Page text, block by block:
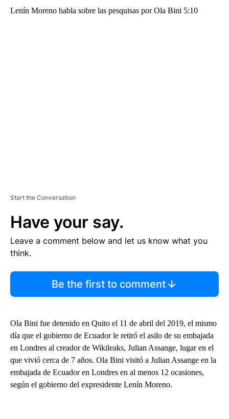
Lenín Moreno habla sobre las pesquisas por Ola Bini 5:10
Start the Conversation
Have your say.
Leave a comment below and let us know what you
think.
Be the first to comment
Ola Bini fue detenido en Quito el 11 de abril del 2019, el mismo
día que el gobierno de Ecuador le retiró el asilo de su embajada
en Londres al creador de Wikileaks, Julian Assange, lugar en el
que vivió cerca de 7 años. Ola Bini visitó a Julian Assange en la
embajada de Ecuador en Londres en al menos 12 ocasiones,
según el gobierno del expresidente Lenín Moreno.